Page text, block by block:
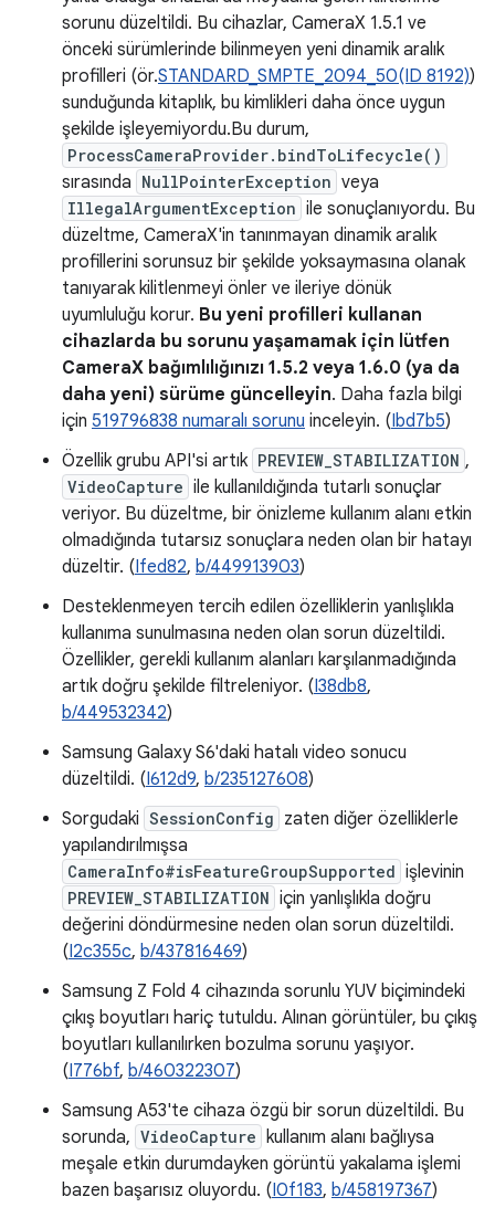
sorunu düzeltildi. Bu cihazlar, CameraX 1.5.1 ve
önceki sürümlerinde bilinmeyen yeni dinamik aralık
profilleri (ör.STANDARD_SMPTE_2094_50(ID 8192))
sunduğunda kitaplık, bu kimlikleri daha önce uygun
şekilde işleyemiyordu.Bu durum,
ProcessCameraProvider.bindToLifecycle()
sırasında NullPointerException veya
IllegalArgumentException ile sonuçlanıyordu. Bu
düzeltme, CameraX'in tanınmayan dinamik aralık
profillerini sorunsuz bir şekilde yoksaymasına olanak
tanıyarak kilitlenmeyi önler ve ileriye dönük
uyumluluğu korur. Bu yeni profilleri kullanan
cihazlarda bu sorunu yaşamamak için lütfen
CameraX bağımlılığınızı 1.5.2 veya 1.6.0 (ya da
daha yeni) sürüme güncelleyin. Daha fazla bilgi
için 519796838 numaralı sorunu inceleyin. (Ibd7b5)
Özellik grubu API'si artık PREVIEW_STABILIZATION ,
VideoCapture ile kullanıldığında tutarlı sonuçlar
veriyor. Bu düzeltme, bir önizleme kullanım alanı etkin
olmadığında tutarsız sonuçlara neden olan bir hatayı
düzeltir. (Ifed82, b/449913903)
Desteklenmeyen tercih edilen özelliklerin yanlışlıkla
kullanıma sunulmasına neden olan sorun düzeltildi.
Özellikler, gerekli kullanım alanları karşılanmadığında
artık doğru şekilde filtreleniyor. (I38db8,
b/449532342)
Samsung Galaxy S6'daki hatalı video sonucu
düzeltildi. (I612d9, b/235127608)
Sorgudaki SessionConfig zaten diğer özelliklerle
yapılandırılmışsa
CameraInfo#isFeatureGroupSupported işlevinin
PREVIEW_STABILIZATION için yanlışlıkla doğru
değerini döndürmesine neden olan sorun düzeltildi.
(I2c355c, b/437816469)
Samsung Z Fold 4 cihazında sorunlu YUV biçimindeki
çıkış boyutları hariç tutuldu. Alınan görüntüler, bu çıkış
boyutları kullanılırken bozulma sorunu yaşıyor.
(I776bf, b/460322307)
Samsung A53'te cihaza özgü bir sorun düzeltildi. Bu
sorunda, VideoCapture kullanım alanı bağlıysa
meşale etkin durumdayken görüntü yakalama işlemi
bazen başarısız oluyordu. (I0f183, b/458197367)